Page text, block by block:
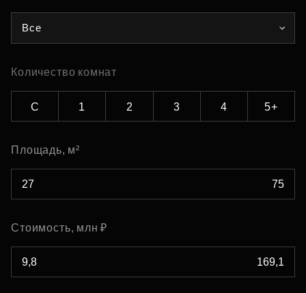
Все
Количество комнат
С 1 2 3 4 5+
Площадь, м²
Стоимость, млн ₽